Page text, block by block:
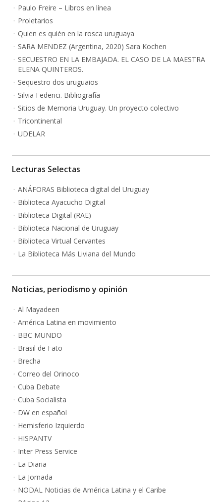
Paulo Freire – Libros en línea
Proletarios
Quien es quién en la rosca uruguaya
SARA MENDEZ (Argentina, 2020) Sara Kochen
SECUESTRO EN LA EMBAJADA. EL CASO DE LA MAESTRA
ELENA QUINTEROS.
Sequestro dos uruguaios
Silvia Federici. Bibliografía
Sitios de Memoria Uruguay. Un proyecto colectivo
Tricontinental
UDELAR
Lecturas Selectas
ANÁFORAS Biblioteca digital del Uruguay
Biblioteca Ayacucho Digital
Biblioteca Digital (RAE)
Biblioteca Nacional de Uruguay
Biblioteca Virtual Cervantes
La Biblioteca Más Liviana del Mundo
Noticias, periodismo y opinión
Al Mayadeen
América Latina en movimiento
BBC MUNDO
Brasil de Fato
Brecha
Correo del Orinoco
Cuba Debate
Cuba Socialista
DW en español
Hemisferio Izquierdo
HISPANTV
Inter Press Service
La Diaria
La Jornada
NODAL Noticias de América Latina y el Caribe